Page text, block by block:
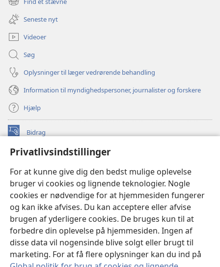
Privatlivsindstillinger
For at kunne give dig den bedst mulige oplevelse
bruger vi cookies og lignende teknologier. Nogle
cookies er nødvendige for at hjemmesiden fungerer
og kan ikke afvises. Du kan acceptere eller afvise
brugen af yderligere cookies. De bruges kun til at
forbedre din oplevelse på hjemmesiden. Ingen af
disse data vil nogensinde blive solgt eller brugt til
marketing. For at få flere oplysninger kan du ind på
vindue)
(åbner
nyt
vindue)
Seneste nyt
Videoer
Søg
Oplysninger til læger vedrørende behandling
Information til myndighedspersoner, journalister og forskere
Hjælp
Bidrag
(åbner
vindue)Watchtower ONLINE LIBRARY™
nyt
vindue)JW Hub
(åbner
nyt
vindue)JW Library
Watchtower Library